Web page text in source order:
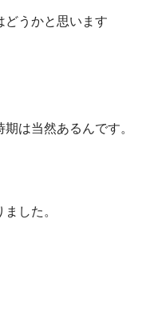
どうかと思います
は当然あるんです。
した。